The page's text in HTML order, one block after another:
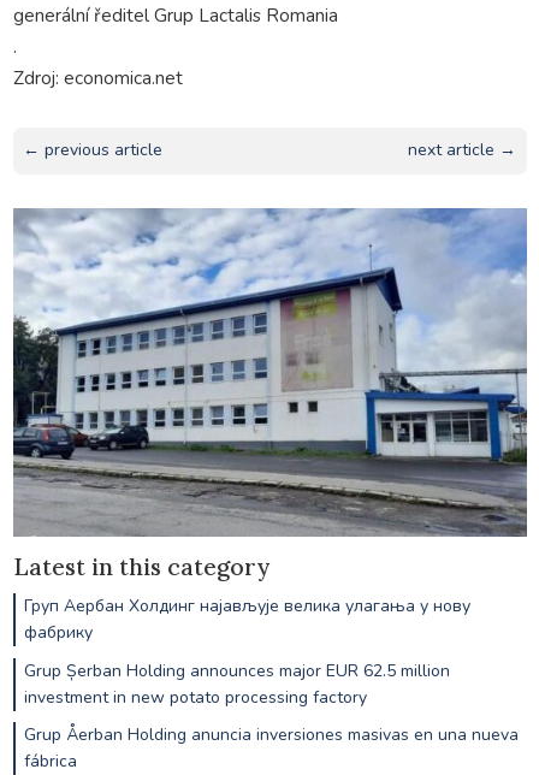
generální ředitel Grup Lactalis Romania
.
Zdroj: economica.net
← previous article next article →
Latest in this category
Груп Аербан Холдинг најављује велика улагања у нову
фабрику
Grup Șerban Holding announces major EUR 62.5 million
investment in new potato processing factory
Grup Åerban Holding anuncia inversiones masivas en una nueva
fábrica